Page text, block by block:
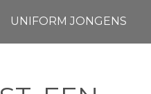
UNIFORM JONGENS